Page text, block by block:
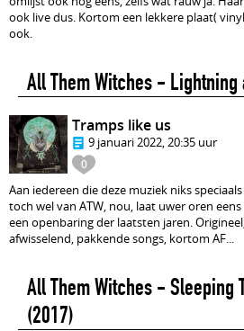
ook live dus. Kortom een lekkere plaat(
ook.
All Them Witches - Lightning
0
Tramps like us
9 januari 2022, 20:35 uur
Aan iedereen die deze muziek niks
toch wel van ATW, nou, laat uwer oren
een openbaring der laatsten jaren.
afwisselend, pakkende songs, kortom AF...
All Them Witches - Sleeping
(2017)